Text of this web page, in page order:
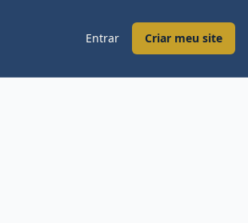
Entrar Criar meu site